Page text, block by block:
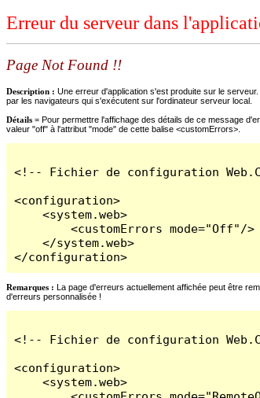
Erreur du serveur dans
Page Not Found !!
Description : Une erreur d'application s'est produite sur le
par les navigateurs qui s'exécutent sur l'ordinateur serveur local.
Détails = Pour permettre l'affichage des détails de ce message
valeur "off" à l'attribut "mode" de cette balise <customErrors>.
<!-- Fichier de configuration
<configuration>
    <system.web>
        <customErrors mode="Off"/>
    </system.web>
</configuration>
Remarques : La page d'erreurs actuellement affichée peut être
d'erreurs personnalisée !
<!-- Fichier de configuration
<configuration>
    <system.web>